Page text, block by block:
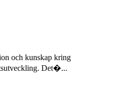
och kunskap kring
Det�...